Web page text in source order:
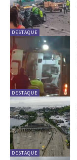
DESTAQUE
DESTAQUE
DESTAQUE